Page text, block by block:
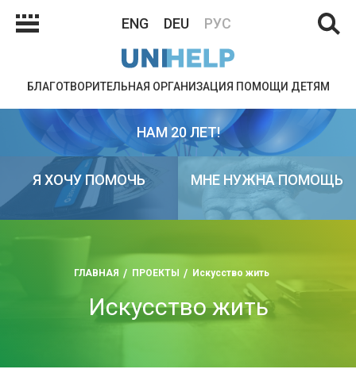
ENG DEU РУС
БЛАГОТВОРИТЕЛЬНАЯ ОРГАНИЗАЦИЯ ПОМОЩИ ДЕТЯМ
НАМ 20 ЛЕТ!
Я ХОЧУ ПОМОЧЬ МНЕ НУЖНА ПОМОЩЬ
ГЛАВНАЯ ПРОЕКТЫ Искусство жить
Искусство жить